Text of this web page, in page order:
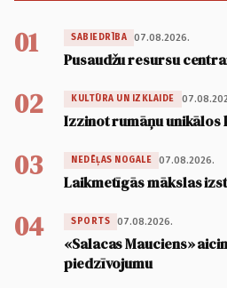
01 SABIEDRĪBA 07.08.2026.
Pusaudžu resursu
02 KULTŪRA UN IZKLAIDE
Izzinot rumāņu unikālos
03 NEDĒĻAS NOGALE 07.08.2026.
Laikmetīgās mākslas
04 SPORTS 07.08.2026.
«Salacas Mauciens»
piedzīvojumu